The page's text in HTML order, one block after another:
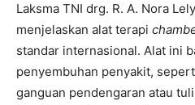
Laksma TNI drg. R. A. Nora
menjelaskan alat terapi
standar internasional. Alat ini
penyembuhan penyakit,
ganguan pendengaran atau